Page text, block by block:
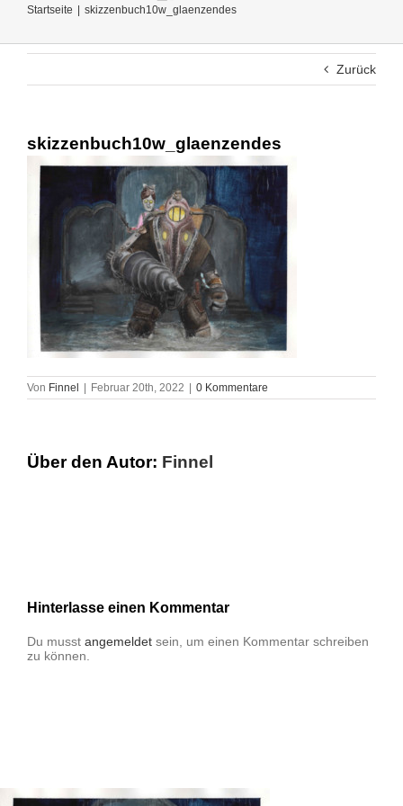
Startseite
Alle anderen Themen
Startseite skizzenbuch10w_glaenzendes
Zurück
skizzenbuch10w_glaenzendes
Von Finnel Februar 20th, 2022 0 Kommentare
Über den Autor: Finnel
Hinterlasse einen Kommentar
Du musst angemeldet sein, um einen Kommentar schreiben
zu können.